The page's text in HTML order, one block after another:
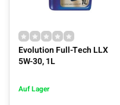
Evolution Full-Tech LLX
5W-30, 1L
Auf Lager